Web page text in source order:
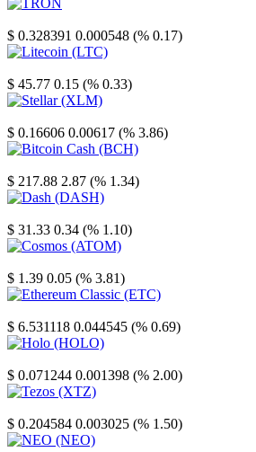
$ 0.328391 0.000548 (% 0.17)
$ 45.77 0.15 (% 0.33)
$ 0.16606 0.00617 (% 3.86)
$ 217.88 2.87 (% 1.34)
$ 31.33 0.34 (% 1.10)
$ 1.39 0.05 (% 3.81)
$ 6.531118 0.044545 (% 0.69)
$ 0.071244 0.001398 (% 2.00)
$ 0.204584 0.003025 (% 1.50)